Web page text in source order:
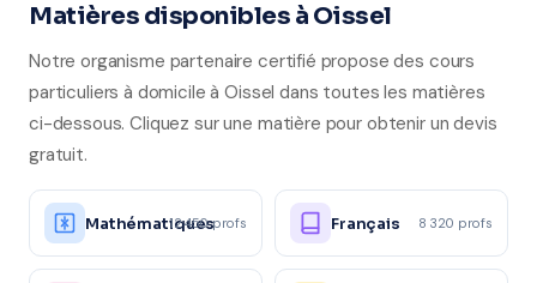
Matières disponibles à Oissel
Notre organisme partenaire certifié propose des cours
particuliers à domicile à Oissel dans toutes les matières
ci-dessous. Cliquez sur une matière pour obtenir un devis
gratuit.
Mathématiques
12 450 profs Français 8 320 profs